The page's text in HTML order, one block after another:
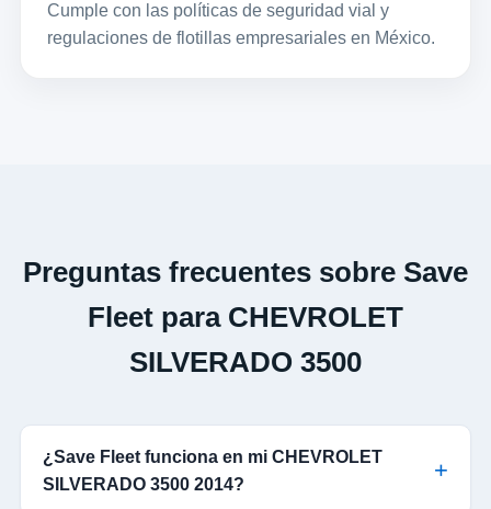
Cumple con las políticas de seguridad vial y
regulaciones de flotillas empresariales en México.
Preguntas frecuentes sobre Save
Fleet para CHEVROLET
SILVERADO 3500
¿Save Fleet funciona en mi CHEVROLET
SILVERADO 3500 2014?